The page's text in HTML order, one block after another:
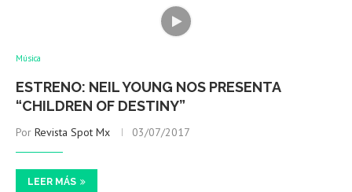
Música
ESTRENO: NEIL YOUNG NOS PRESENTA
“CHILDREN OF DESTINY”
Por Revista Spot Mx 03/07/2017
LEER MÁS